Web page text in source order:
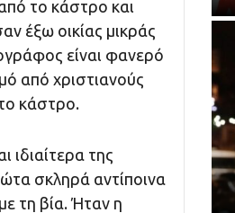
το κάστρο και
έξω οικίας μικράς
είναι φανερό
από χριστιανούς
κάστρο.
ιδιαίτερα της
σκληρά αντίποινα
τη βία. Ήταν η